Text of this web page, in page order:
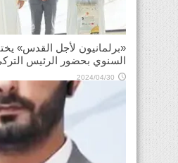
«برلمانيون لأجل القدس»
السنوي بحضور الرئيس
2024/04/30